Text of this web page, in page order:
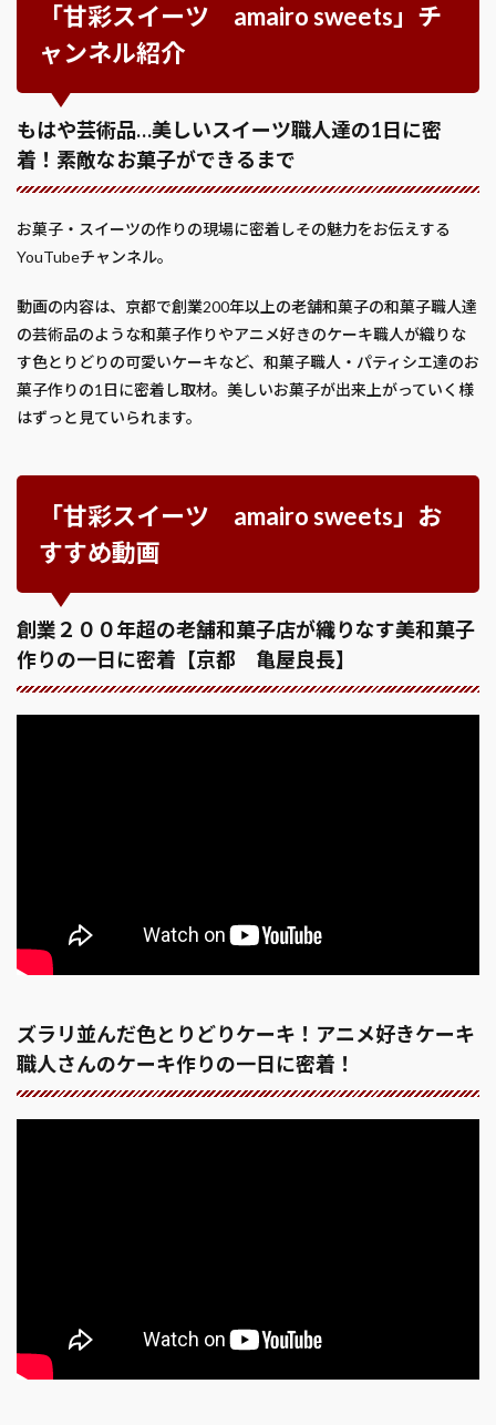
「甘彩スイーツ amairo sweets」チ
ャンネル紹介
もはや芸術品…美しいスイーツ職人達の1日に密
着！素敵なお菓子ができるまで
お菓子・スイーツの作りの現場に密着しその魅力をお伝えする
YouTubeチャンネル。
動画の内容は、京都で創業200年以上の老舗和菓子の和菓子職人達
の芸術品のような和菓子作りやアニメ好きのケーキ職人が織りな
す色とりどりの可愛いケーキなど、和菓子職人・パティシエ達のお
菓子作りの1日に密着し取材。美しいお菓子が出来上がっていく様
はずっと見ていられます。
「甘彩スイーツ amairo sweets」お
すすめ動画
創業２００年超の老舗和菓子店が織りなす美和菓子
作りの一日に密着【京都 亀屋良長】
ズラリ並んだ色とりどりケーキ！アニメ好きケーキ
職人さんのケーキ作りの一日に密着！